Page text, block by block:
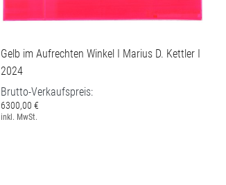
Gelb im Aufrechten Winkel I Marius D. Kettler I
2024
Brutto-Verkaufspreis:
6300,00 €
inkl. MwSt.